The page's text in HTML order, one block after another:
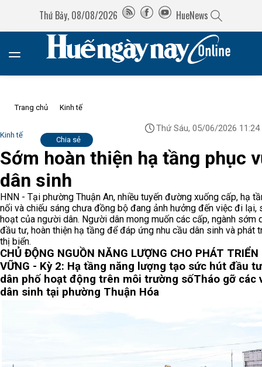
Thứ Bảy, 08/08/2026 HueNews
Trang chủ Kinh tế
Kinh tế
Thứ Sáu, 05/06/2026 11:24
Chia sẻ
Sớm hoàn thiện hạ tầng phục
dân sinh
HNN - Tại phường Thuận An, nhiều tuyến đường xuống cấp, hạ
nối và chiếu sáng chưa đồng bộ đang ảnh hưởng đến việc đi lại,
hoạt của người dân. Người dân mong muốn các cấp, ngành sớm
đầu tư, hoàn thiện hạ tầng để đáp ứng nhu cầu dân sinh và phát
thị biển.
CHỦ ĐỘNG NGUỒN NĂNG LƯỢNG CHO PHÁT TRIỂN
VỮNG - Kỳ 2: Hạ tầng năng lượng tạo sức hút đầu tư
dân phố hoạt động trên môi trường sốTháo gỡ các
dân sinh tại phường Thuận Hóa